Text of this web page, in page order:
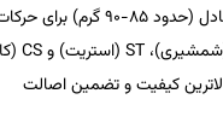
سریع و واکنش بالا
کیفیت و تضمین اصالت